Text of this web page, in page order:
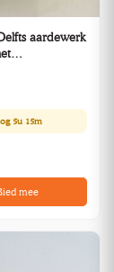
aardewerk
5u 15m
mee